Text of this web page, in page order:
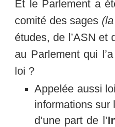
Et le Parlement a
comité des sages
études, de l’ASN et
au Parlement qui
loi ?
Appelée aussi
informations sur
d’une part de l’